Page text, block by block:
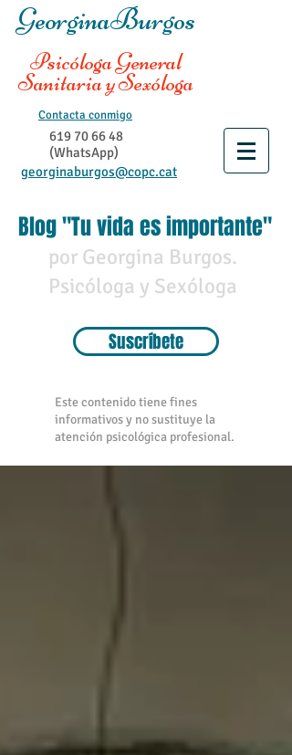
GeorginaBurgos
Psicóloga General
Sanitaria y Sexóloga
Contacta conmigo
619 70 66 48
(WhatsApp)
georginaburgos@copc.cat
Blog "Tu vida es importante"
por Georgina Burgos.
Psicóloga y Sexóloga
Suscríbete
Este contenido tiene fines
informativos y no sustituye la
atención psicológica profesional.